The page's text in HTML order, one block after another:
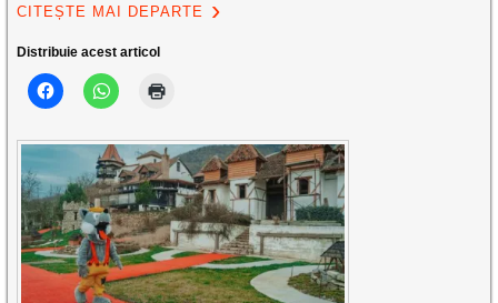
CITEȘTE MAI DEPARTE
Distribuie acest articol